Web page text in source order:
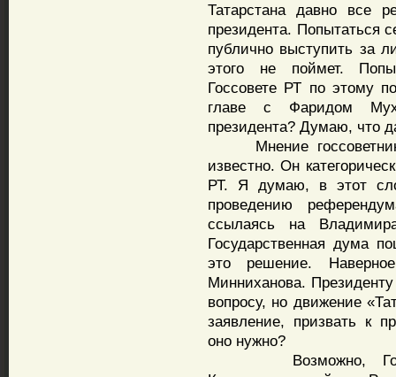
Татарстана давно все
президента. Попытаться
публично выступить за
этого не поймет.
Госсовете РТ по этому
главе с Фаридом
президента? Думаю, что
Мнение
известно. Он
РТ. Я думаю, в этот
проведению
ссылаясь на
Государственная дума
это решение.
Минниханова.
вопросу, но движение
заявление, призвать к
оно нужно?
Возможно,